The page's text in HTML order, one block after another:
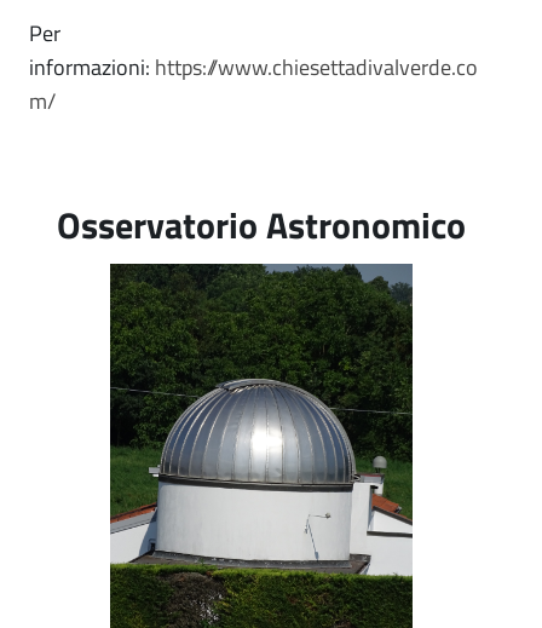
Per
informazioni: https://www.chiesettadivalverde.co
m/
Osservatorio Astronomico